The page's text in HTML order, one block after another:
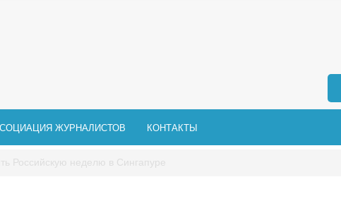
ЖУРНАЛИСТОВ КОНТАКТЫ
Российскую неделю в Сингапуре